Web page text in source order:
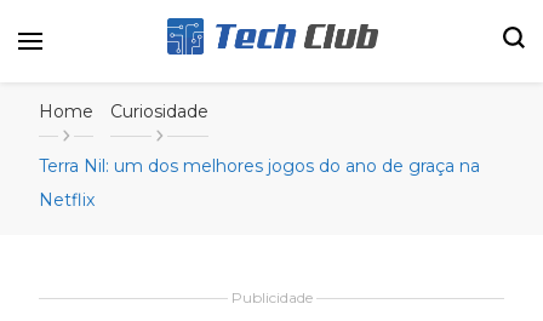
Canal Tech
Home
Curiosidade
Terra Nil: um dos melhores jogos do ano de graça na
Netflix
Publicidade